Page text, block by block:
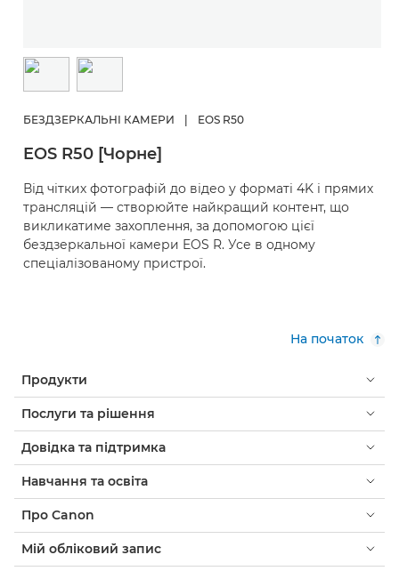
БЕЗДЗЕРКАЛЬНІ КАМЕРИ | EOS R50
EOS R50 [Чорне]
Від чітких фотографій до відео у форматі 4K і прямих
трансляцій — створюйте найкращий контент, що
викликатиме захоплення, за допомогою цієї
бездзеркальної камери EOS R. Усе в одному
спеціалізованому пристрої.
На початок
Продукти
Послуги та рішення
Довідка та підтримка
Навчання та освіта
Про Canon
Мій обліковий запис